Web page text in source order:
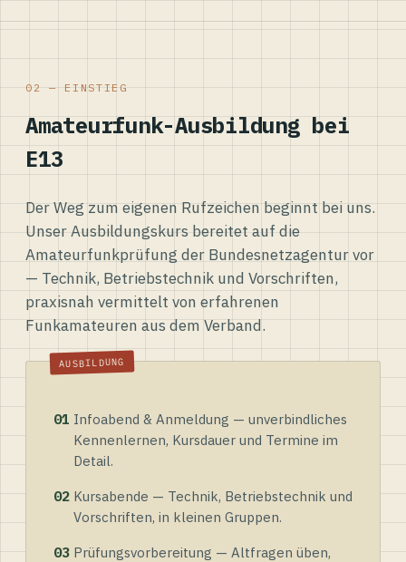
02 — EINSTIEG
Amateurfunk-Ausbildung bei
E13
Der Weg zum eigenen Rufzeichen beginnt bei uns.
Unser Ausbildungskurs bereitet auf die
Amateurfunkprüfung der Bundesnetzagentur vor
— Technik, Betriebstechnik und Vorschriften,
praxisnah vermittelt von erfahrenen
Funkamateuren aus dem Verband.
01 Infoabend & Anmeldung — unverbindliches
Kennenlernen, Kursdauer und Termine im
Detail.
02 Kursabende — Technik, Betriebstechnik und
Vorschriften, in kleinen Gruppen.
03 Prüfungsvorbereitung — Altfragen üben,